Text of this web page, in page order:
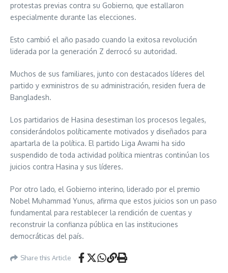
protestas previas contra su Gobierno, que estallaron
especialmente durante las elecciones.
Esto cambió el año pasado cuando la exitosa revolución
liderada por la generación Z derrocó su autoridad.
Muchos de sus familiares, junto con destacados líderes del
partido y exministros de su administración, residen fuera de
Bangladesh.
Los partidarios de Hasina desestiman los procesos legales,
considerándolos políticamente motivados y diseñados para
apartarla de la política. El partido Liga Awami ha sido
suspendido de toda actividad política mientras continúan los
juicios contra Hasina y sus líderes.
Por otro lado, el Gobierno interino, liderado por el premio
Nobel Muhammad Yunus, afirma que estos juicios son un paso
fundamental para restablecer la rendición de cuentas y
reconstruir la confianza pública en las instituciones
democráticas del país.
Share this Article